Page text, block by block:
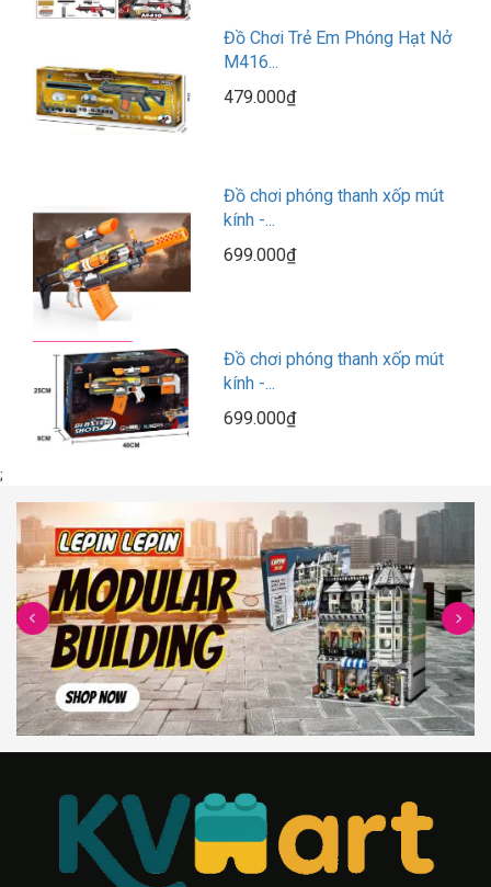
Đồ Chơi Trẻ Em Phóng Hạt Nở
M416...
479.000₫
Đồ chơi phóng thanh xốp mút
kính -...
699.000₫
Đồ chơi phóng thanh xốp mút
kính -...
699.000₫
;